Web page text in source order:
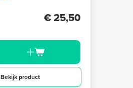
€ 25,50
Bekijk product